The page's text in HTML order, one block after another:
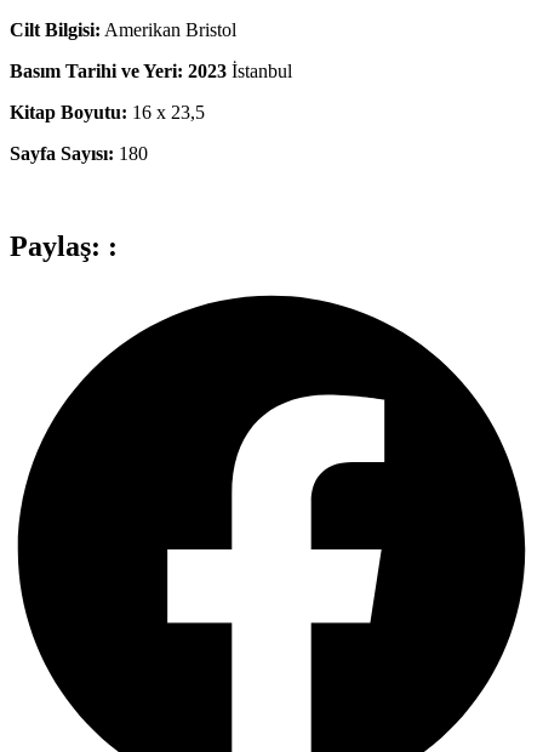
Cilt Bilgisi: Amerikan Bristol
Basım Tarihi ve Yeri: 2023 İstanbul
Kitap Boyutu: 16 x 23,5
Sayfa Sayısı: 180
Paylaş: :